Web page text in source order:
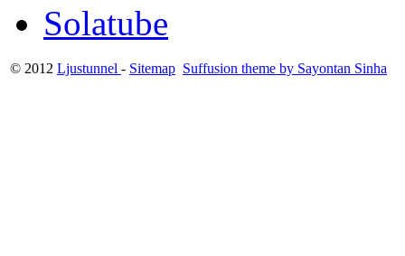
Solatube
© 2012 Ljustunnel - Sitemap Suffusion theme by Sayontan Sinha